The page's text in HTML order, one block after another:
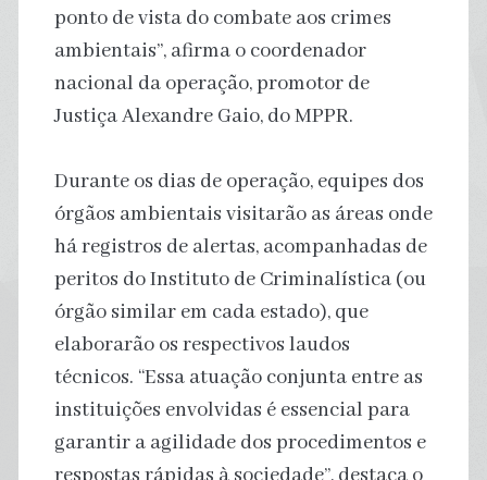
ponto de vista do combate aos crimes
ambientais”, afirma o coordenador
nacional da operação, promotor de
Justiça Alexandre Gaio, do MPPR.
Durante os dias de operação, equipes dos
órgãos ambientais visitarão as áreas onde
há registros de alertas, acompanhadas de
peritos do Instituto de Criminalística (ou
órgão similar em cada estado), que
elaborarão os respectivos laudos
técnicos. “Essa atuação conjunta entre as
instituições envolvidas é essencial para
garantir a agilidade dos procedimentos e